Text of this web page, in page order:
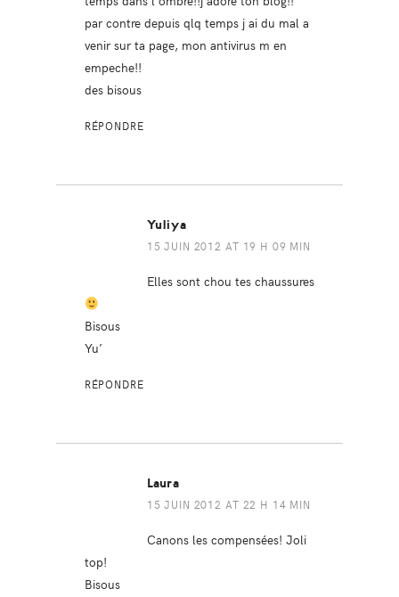
par contre depuis qlq temps j ai du mal a
venir sur ta page, mon antivirus m en
empeche!!
des bisous
RÉPONDRE
Yuliya
15 JUIN 2012 AT 19 H 09 MIN
Elles sont chou tes chaussures
Bisous
Yu’
RÉPONDRE
Laura
15 JUIN 2012 AT 22 H 14 MIN
Canons les compensées! Joli
top!
Bisous